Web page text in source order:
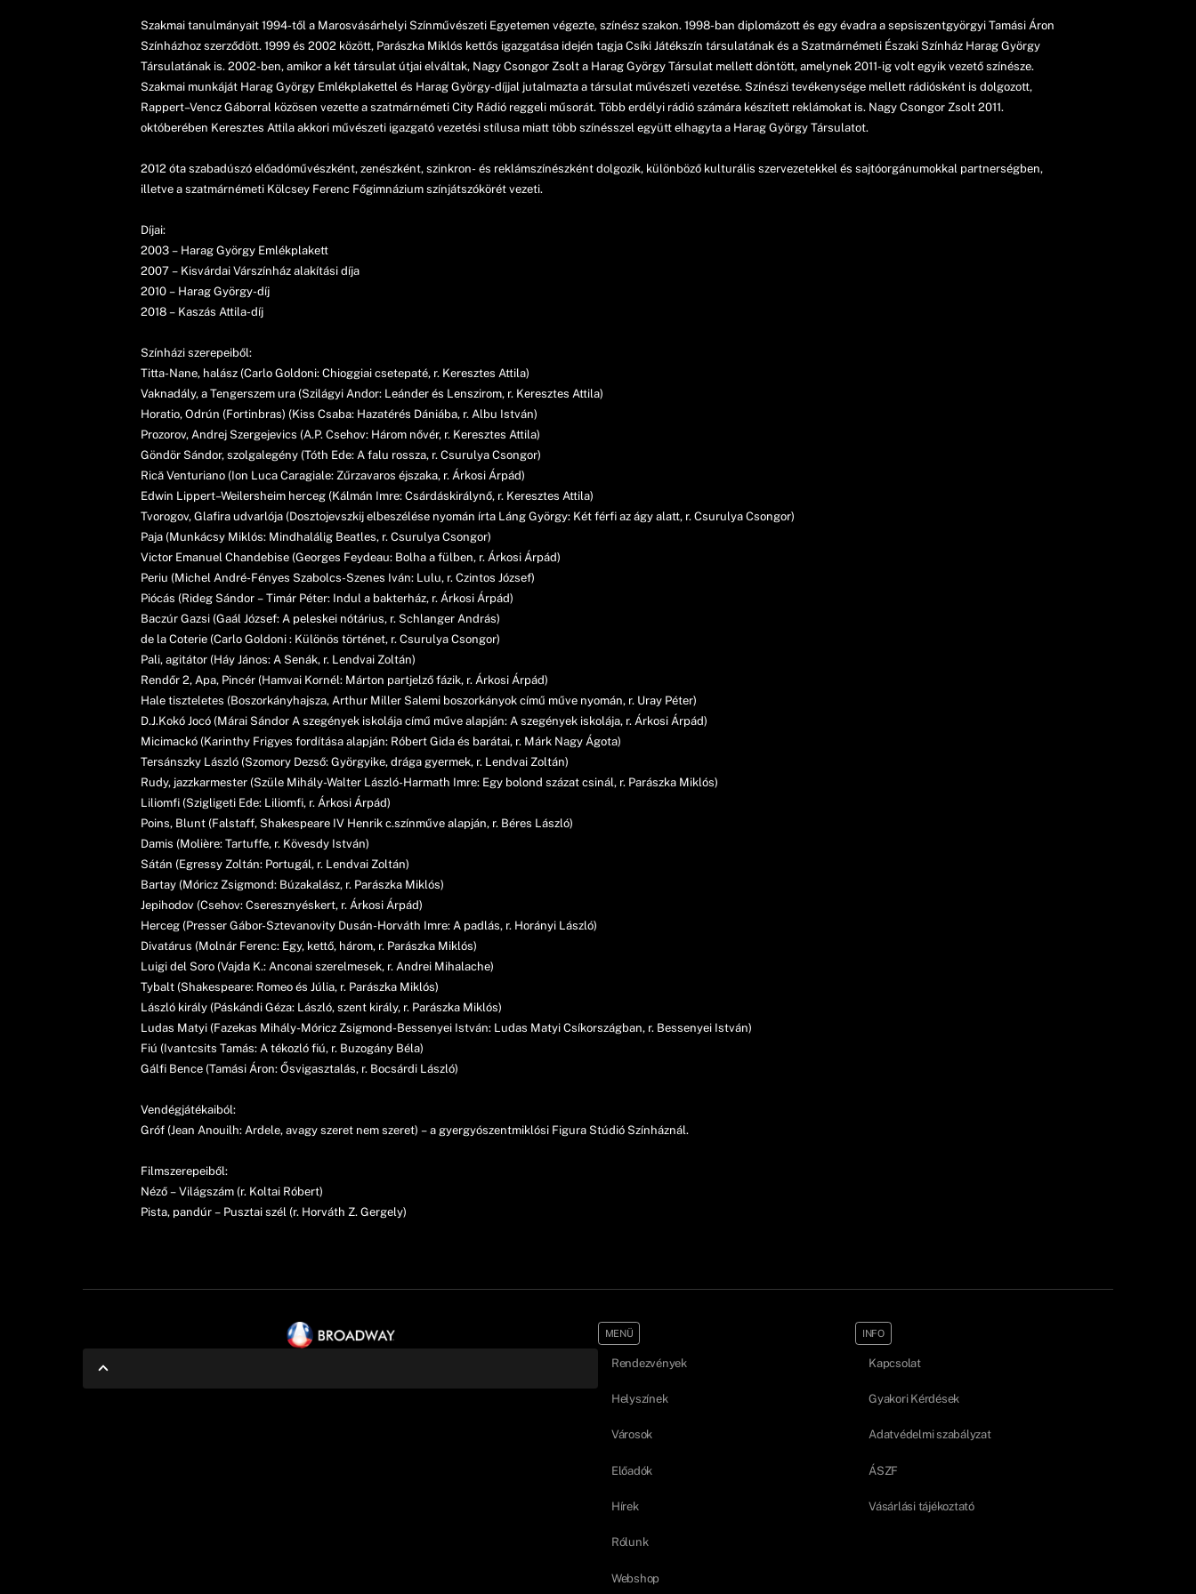
Szakmai tanulmányait 1994-től a Marosvásárhelyi Színművészeti Egyetemen végezte, színész szakon. 1998-ban diplomázott és egy évadra a sepsiszentgyörgyi Tamási Áron
Színházhoz szerződött. 1999 és 2002 között, Parászka Miklós kettős igazgatása idején tagja Csíki Játékszín társulatának és a Szatmárnémeti Északi Színház Harag György
Társulatának is. 2002-ben, amikor a két társulat útjai elváltak, Nagy Csongor Zsolt a Harag György Társulat mellett döntött, amelynek 2011-ig volt egyik vezető színésze.
Szakmai munkáját Harag György Emlékplakettel és Harag György-díjjal jutalmazta a társulat művészeti vezetése. Színészi tevékenysége mellett rádiósként is dolgozott,
Rappert–Vencz Gáborral közösen vezette a szatmárnémeti City Rádió reggeli műsorát. Több erdélyi rádió számára készített reklámokat is. Nagy Csongor Zsolt 2011.
októberében Keresztes Attila akkori művészeti igazgató vezetési stílusa miatt több színésszel együtt elhagyta a Harag György Társulatot.
2012 óta szabadúszó előadóművészként, zenészként, szinkron- és reklámszínészként dolgozik, különböző kulturális szervezetekkel és sajtóorgánumokkal partnerségben,
illetve a szatmárnémeti Kölcsey Ferenc Főgimnázium színjátszókörét vezeti.
Díjai:
2003 – Harag György Emlékplakett
2007 – Kisvárdai Várszínház alakítási díja
2010 – Harag György-díj
2018 – Kaszás Attila-díj
Színházi szerepeiből:
Titta-Nane, halász (Carlo Goldoni: Chioggiai csetepaté, r. Keresztes Attila)
Vaknadály, a Tengerszem ura (Szilágyi Andor: Leánder és Lenszirom, r. Keresztes Attila)
Horatio, Odrún (Fortinbras) (Kiss Csaba: Hazatérés Dániába, r. Albu István)
Prozorov, Andrej Szergejevics (A.P. Csehov: Három nővér, r. Keresztes Attila)
Göndör Sándor, szolgalegény (Tóth Ede: A falu rossza, r. Csurulya Csongor)
Rică Venturiano (Ion Luca Caragiale: Zűrzavaros éjszaka, r. Árkosi Árpád)
Edwin Lippert–Weilersheim herceg (Kálmán Imre: Csárdáskirálynő, r. Keresztes Attila)
Tvorogov, Glafira udvarlója (Dosztojevszkij elbeszélése nyomán írta Láng György: Két férfi az ágy alatt, r. Csurulya Csongor)
Paja (Munkácsy Miklós: Mindhalálig Beatles, r. Csurulya Csongor)
Victor Emanuel Chandebise (Georges Feydeau: Bolha a fülben, r. Árkosi Árpád)
Periu (Michel André-Fényes Szabolcs-Szenes Iván: Lulu, r. Czintos József)
Piócás (Rideg Sándor – Timár Péter: Indul a bakterház, r. Árkosi Árpád)
Baczúr Gazsi (Gaál József: A peleskei nótárius, r. Schlanger András)
de la Coterie (Carlo Goldoni : Különös történet, r. Csurulya Csongor)
Pali, agitátor (Háy János: A Senák, r. Lendvai Zoltán)
Rendőr 2, Apa, Pincér (Hamvai Kornél: Márton partjelző fázik, r. Árkosi Árpád)
Hale tiszteletes (Boszorkányhajsza, Arthur Miller Salemi boszorkányok című műve nyomán, r. Uray Péter)
D.J.Kokó Jocó (Márai Sándor A szegények iskolája című műve alapján: A szegények iskolája, r. Árkosi Árpád)
Micimackó (Karinthy Frigyes fordítása alapján: Róbert Gida és barátai, r. Márk Nagy Ágota)
Tersánszky László (Szomory Dezső: Györgyike, drága gyermek, r. Lendvai Zoltán)
Rudy, jazzkarmester (Szüle Mihály-Walter László-Harmath Imre: Egy bolond százat csinál, r. Parászka Miklós)
Liliomfi (Szigligeti Ede: Liliomfi, r. Árkosi Árpád)
Poins, Blunt (Falstaff, Shakespeare IV Henrik c.színműve alapján, r. Béres László)
Damis (Molière: Tartuffe, r. Kövesdy István)
Sátán (Egressy Zoltán: Portugál, r. Lendvai Zoltán)
Bartay (Móricz Zsigmond: Búzakalász, r. Parászka Miklós)
Jepihodov (Csehov: Cseresznyéskert, r. Árkosi Árpád)
Herceg (Presser Gábor-Sztevanovity Dusán-Horváth Imre: A padlás, r. Horányi László)
Divatárus (Molnár Ferenc: Egy, kettő, három, r. Parászka Miklós)
Luigi del Soro (Vajda K.: Anconai szerelmesek, r. Andrei Mihalache)
Tybalt (Shakespeare: Romeo és Júlia, r. Parászka Miklós)
László király (Páskándi Géza: László, szent király, r. Parászka Miklós)
Ludas Matyi (Fazekas Mihály-Móricz Zsigmond-Bessenyei István: Ludas Matyi Csíkországban, r. Bessenyei István)
Fiú (Ivantcsits Tamás: A tékozló fiú, r. Buzogány Béla)
Gálfi Bence (Tamási Áron: Ősvigasztalás, r. Bocsárdi László)
Vendégjátékaiból:
Gróf (Jean Anouilh: Ardele, avagy szeret nem szeret) – a gyergyószentmiklósi Figura Stúdió Színháznál.
Filmszerepeiből:
Néző – Világszám (r. Koltai Róbert)
Pista, pandúr – Pusztai szél (r. Horváth Z. Gergely)
MENÜ
Rendezvények
Helyszínek
Városok
Előadók
Hírek
Rólunk
Webshop
INFO
Kapcsolat
Gyakori Kérdések
Adatvédelmi szabályzat
ÁSZF
Vásárlási tájékoztató